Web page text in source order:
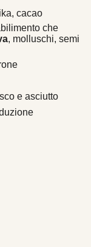
cacao
che
, molluschi, semi
e asciutto